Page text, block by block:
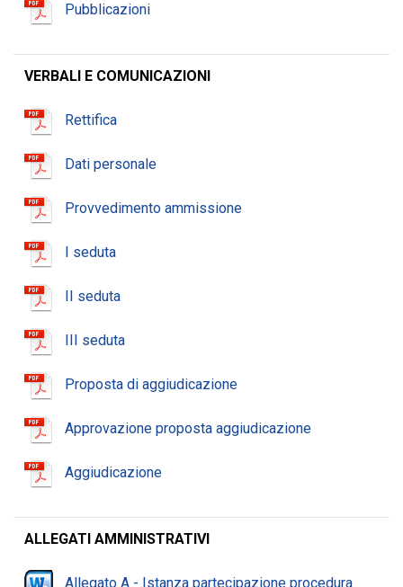
Pubblicazioni
VERBALI E COMUNICAZIONI
Rettifica
Dati personale
Provvedimento ammissione
I seduta
II seduta
III seduta
Proposta di aggiudicazione
Approvazione proposta aggiudicazione
Aggiudicazione
ALLEGATI AMMINISTRATIVI
Allegato A - Istanza partecipazione procedura